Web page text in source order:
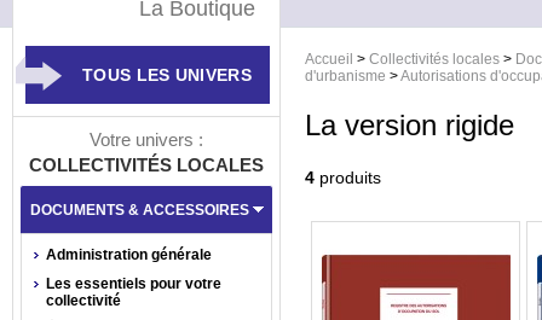
Accueil > Collectivités locales >
d'urbanisme >Autorisations
La version rigide
4 produits
La Boutique
TOUS LES UNIVERS
Votre univers :
COLLECTIVITÉS LOCALES
DOCUMENTS & ACCESSOIRES
Administration générale
Les essentiels pour votre
collectivité